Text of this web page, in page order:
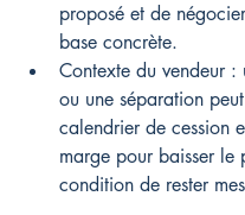
proposé et de
base concrète.
Contexte du vendeur :
ou une séparation
calendrier de cession
marge pour baisser le
condition de rester